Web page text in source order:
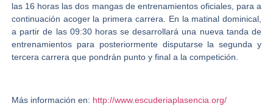
las 16 horas las dos mangas de entrenamientos oficiales, para a
continuación acoger la primera carrera. En la matinal dominical,
a partir de las 09:30 horas se desarrollará una nueva tanda de
entrenamientos para posteriormente disputarse la segunda y
tercera carrera que pondrán punto y final a la competición.
Más información en: http://www.escuderiaplasencia.org/